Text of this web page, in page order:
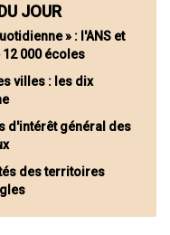
JOUR
» : l'ANS et
000 écoles
villes : les dix
d'intérêt général des
des territoires